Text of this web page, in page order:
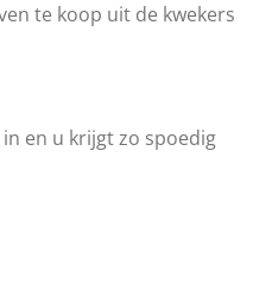
te koop uit de kwekers
en u krijgt zo spoedig